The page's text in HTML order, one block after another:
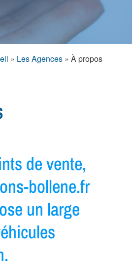
» Les Agences» À propos
de vente,
bollene.fr
un large